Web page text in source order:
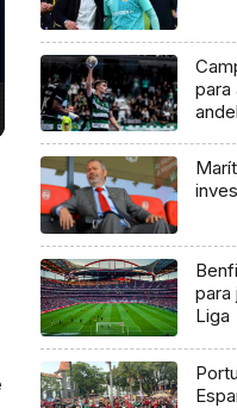
para
para
Liga